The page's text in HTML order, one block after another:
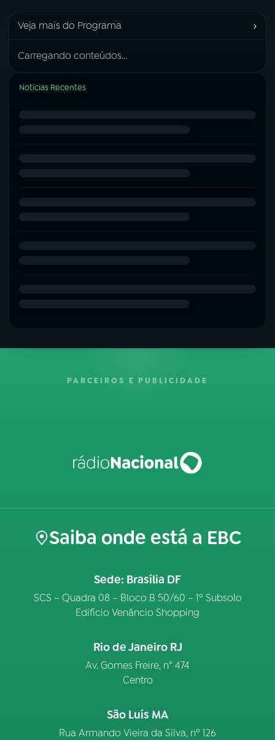
Veja mais do Programa ›
Carregando conteúdos...
Notícias Recentes
PARCEIROS E PUBLICIDADE
Saiba onde está a EBC
Sede: Brasília DF
SCS – Quadra 08 – Bloco B 50/60 – 1º Subsolo
Edifício Venâncio Shopping
Rio de Janeiro RJ
Av. Gomes Freire, n° 474
Centro
São Luís MA
Rua Armando Vieira da Silva, nº 126